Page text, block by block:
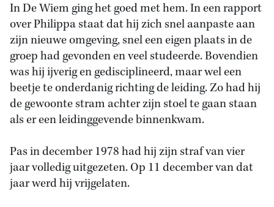
In De Wiem ging het goed met hem. In een rapport
over Philippa staat dat hij zich snel aanpaste aan
zijn nieuwe omgeving, snel een eigen plaats in de
groep had gevonden en veel studeerde. Bovendien
was hij ijverig en gedisciplineerd, maar wel een
beetje te onderdanig richting de leiding. Zo had hij
de gewoonte stram achter zijn stoel te gaan staan
als er een leidinggevende binnenkwam.
Pas in december 1978 had hij zijn straf van vier
jaar volledig uitgezeten. Op 11 december van dat
jaar werd hij vrijgelaten.